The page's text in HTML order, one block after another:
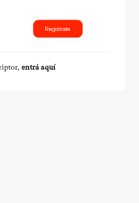
Registrate
entrá aquí